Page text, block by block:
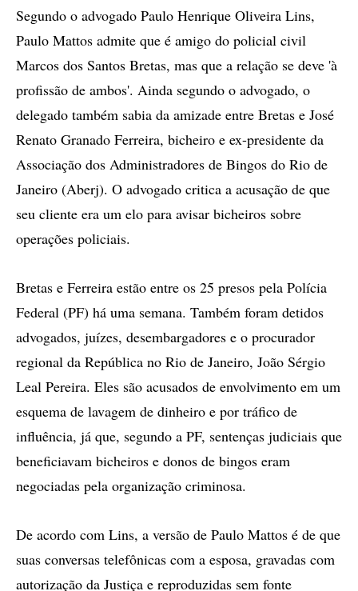
Segundo o advogado Paulo Henrique Oliveira Lins,
Paulo Mattos admite que é amigo do policial civil
Marcos dos Santos Bretas, mas que a relação se deve 'à
profissão de ambos'. Ainda segundo o advogado, o
delegado também sabia da amizade entre Bretas e José
Renato Granado Ferreira, bicheiro e ex-presidente da
Associação dos Administradores de Bingos do Rio de
Janeiro (Aberj). O advogado critica a acusação de que
seu cliente era um elo para avisar bicheiros sobre
operações policiais.
Bretas e Ferreira estão entre os 25 presos pela Polícia
Federal (PF) há uma semana. Também foram detidos
advogados, juízes, desembargadores e o procurador
regional da República no Rio de Janeiro, João Sérgio
Leal Pereira. Eles são acusados de envolvimento em um
esquema de lavagem de dinheiro e por tráfico de
influência, já que, segundo a PF, sentenças judiciais que
beneficiavam bicheiros e donos de bingos eram
negociadas pela organização criminosa.
De acordo com Lins, a versão de Paulo Mattos é de que
suas conversas telefônicas com a esposa, gravadas com
autorização da Justiça e reproduzidas sem fonte